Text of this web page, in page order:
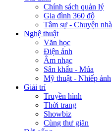
Chính sách quản lý
Gia đình 360 độ
Tâm sự - Chuyện nhà
Nghệ thuật
Văn học
Điện ảnh
Âm nhạc
Sân khấu - Múa
Mỹ thuật - Nhiếp ảnh
Giải trí
Truyền hình
Thời trang
Showbiz
Cùng thư giãn